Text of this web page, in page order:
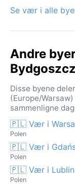
Se vær i alle
Andre
Bydgoszcz
Disse byene
(Europe/
sammenligne
🇵🇱 Vær i
Polen
🇵🇱 Vær i
Polen
🇵🇱 Vær i Lublin
Polen